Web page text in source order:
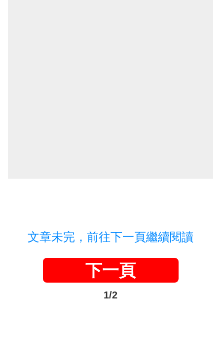
文章未完，前往下一頁繼續閱讀
下一頁
1/2